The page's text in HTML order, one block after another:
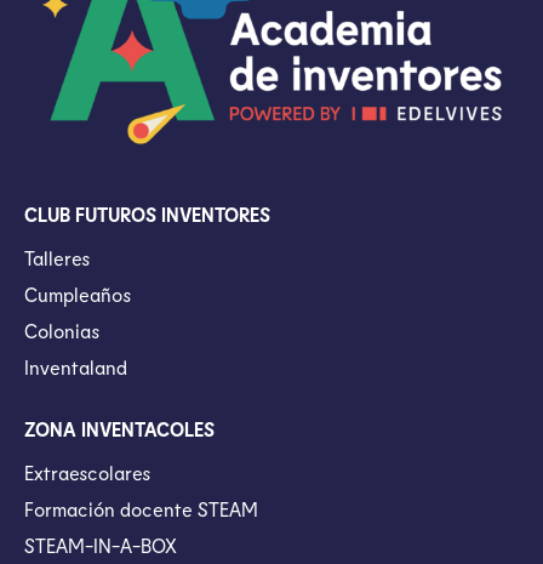
CLUB FUTUROS INVENTORES
Talleres
Cumpleaños
Colonias
Inventaland
ZONA INVENTACOLES
Extraescolares
Formación docente STEAM
STEAM-IN-A-BOX